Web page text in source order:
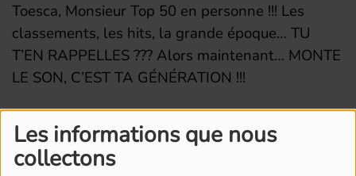
Les informations que nous
collectons
Toesca, Monsieur Top 50 en personne !!! Les
classements, les hits, la grande époque… TU
T’EN RAPPELLES ??? Alors maintenant… MONTE
LE SON, C’EST TA GÉNÉRATION !!!
Le podcasts =>
https://danceclassicbydjroms.lepodcast.fr/